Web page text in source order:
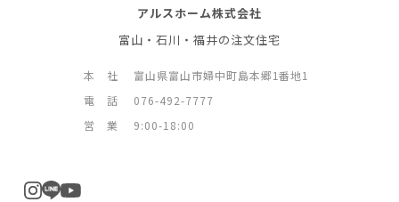
アルスホーム株式会社
富山・石川・福井の注文住宅
本 社
富山県富山市婦中町島本郷1番地1
電 話
076-492-7777
営 業
9:00-18:00